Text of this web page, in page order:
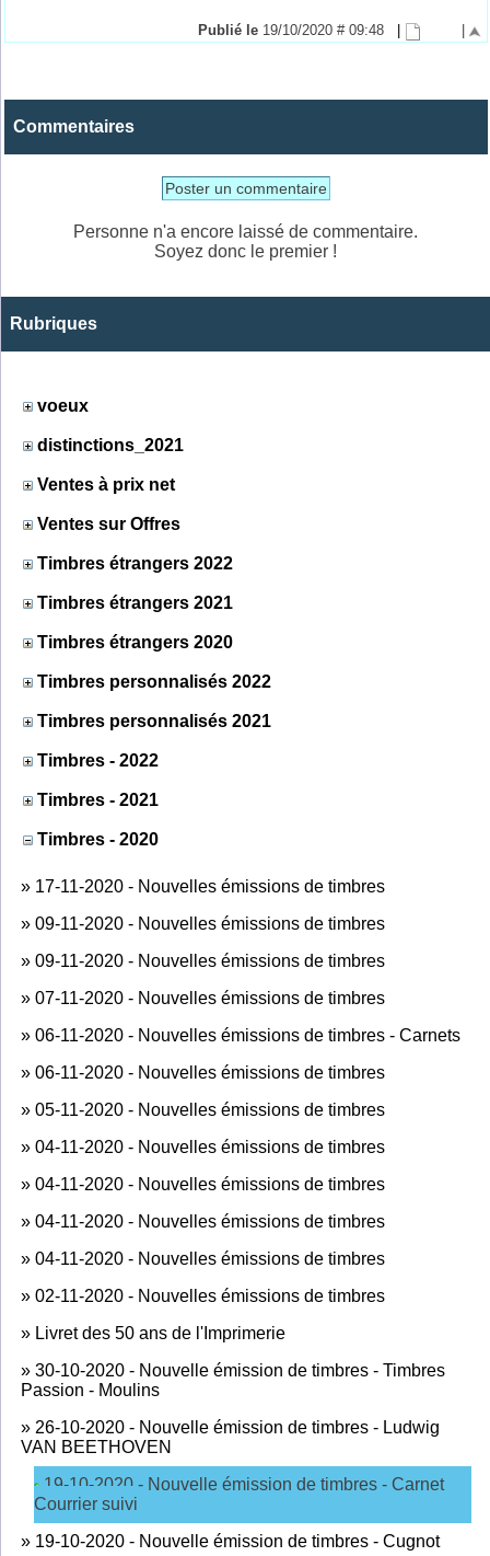
Publié le 19/10/2020 # 09:48
Commentaires
Poster un commentaire
Personne n'a encore laissé de commentaire.
Soyez donc le premier !
Rubriques
voeux
distinctions_2021
Ventes à prix net
Ventes sur Offres
Timbres étrangers 2022
Timbres étrangers 2021
Timbres étrangers 2020
Timbres personnalisés 2022
Timbres personnalisés 2021
Timbres - 2022
Timbres - 2021
Timbres - 2020
» 17-11-2020 - Nouvelles émissions de timbres
» 09-11-2020 - Nouvelles émissions de timbres
» 09-11-2020 - Nouvelles émissions de timbres
» 07-11-2020 - Nouvelles émissions de timbres
» 06-11-2020 - Nouvelles émissions de timbres - Carnets
» 06-11-2020 - Nouvelles émissions de timbres
» 05-11-2020 - Nouvelles émissions de timbres
» 04-11-2020 - Nouvelles émissions de timbres
» 04-11-2020 - Nouvelles émissions de timbres
» 04-11-2020 - Nouvelles émissions de timbres
» 04-11-2020 - Nouvelles émissions de timbres
» 02-11-2020 - Nouvelles émissions de timbres
» Livret des 50 ans de l'Imprimerie
» 30-10-2020 - Nouvelle émission de timbres - Timbres
Passion - Moulins
» 26-10-2020 - Nouvelle émission de timbres - Ludwig
VAN BEETHOVEN
19-10-2020 - Nouvelle émission de timbres - Carnet
Courrier suivi
» 19-10-2020 - Nouvelle émission de timbres - Cugnot